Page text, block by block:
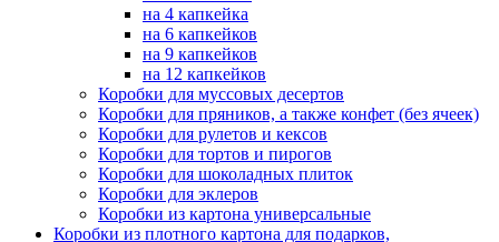
на 4 капкейка
на 6 капкейков
на 9 капкейков
на 12 капкейков
Коробки для муссовых десертов
Коробки для пряников, а также конфет (без ячеек)
Коробки для рулетов и кексов
Коробки для тортов и пирогов
Коробки для шоколадных плиток
Коробки для эклеров
Коробки из картона универсальные
Коробки из плотного картона для подарков,